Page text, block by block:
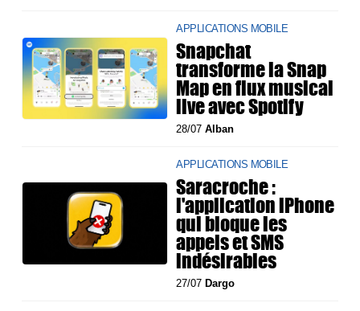
APPLICATIONS MOBILE
Snapchat
transforme la Snap
Map en flux musical
live avec Spotify
28/07Alban
APPLICATIONS MOBILE
Saracroche :
l'application iPhone
qui bloque les
appels et SMS
indésirables
27/07Dargo